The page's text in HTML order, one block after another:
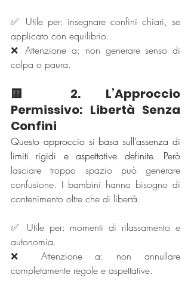
✅ Utile per: insegnare confini chiari, se
applicato con equilibrio.
❌ Attenzione a: non generare senso di
colpa o paura.
🟨 2. L’Approccio
Permissivo: Libertà Senza
Confini
Questo approccio si basa sull’assenza di
limiti rigidi e aspettative definite. Però
lasciare troppo spazio può generare
confusione. I bambini hanno bisogno di
contenimento oltre che di libertà.
✅ Utile per: momenti di rilassamento e
autonomia.
❌ Attenzione a: non annullare
completamente regole e aspettative.